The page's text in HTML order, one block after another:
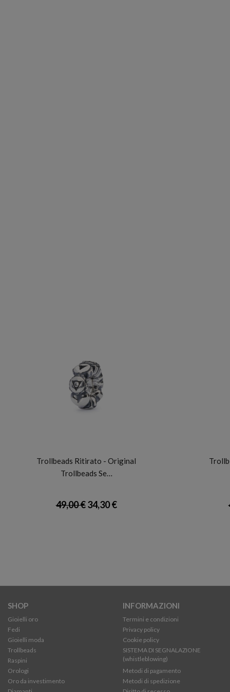
Trollbeads Ritirato - Original
Trollbeads Se…
49,00 €34,30 €
SHOP
Gioielli oro
Fedi
Gioielli moda
Trollbeads
Raspini
Orologi
Oro da investimento
INFORMAZIONI
Termini e condizioni
Privacy policy
Cookie policy
SISTEMA DI SEGNALAZIONE
(whistleblowing)
Metodi di pagamento
Metodi di spedizione